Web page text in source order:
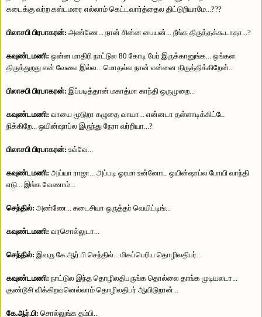
கடைக்கு வர்ற கஸ்டமரை எல்லாம் கெட்டவார்த்தைல திட்டுறியாமே...???
பிலாசபி பிரபாகரன்: அண்ணே... நான் சின்ன பையன்... நீங்க திருத்தக்கூடாதா...?
கவுண்டமணி: ஒன்ன மாதிரி நாட்டுல 80 கோடி பேர் இருக்கானுங்க... ஒங்கள
திருத்துறது என் வேலை இல்ல... மொதல்ல நான் என்னை திருத்திக்கிறேன்...
பிலாசபி பிரபாகரன்: இப்படித்தான் மகாத்மா காந்தி ஒருமுறை...
கவுண்டமணி: வாயை மூடுறா கழுதை வாயா... என்னடா தள்ளாடிக்கிட்டே
நிக்கிறே... ஒயின்ஷாப்ல இருந்து நேரா வர்றியா...?
பிலாசபி பிரபாகரன்: உவ்வே...
கவுண்டமணி: அய்யா ராஜா... அப்படி ஓரமா உன்னோட ஒயின்ஷாப்ல போயி வாந்தி
எடு... இங்க வேணாம்...
செந்தில்: அண்ணே... கடைசியா ஒருத்தர் வெயிட்டிங்...
கவுண்டமணி: வரசொல்லுடா...
செந்தில்: இவரு கே.ஆர்.பி.செந்தில்... மிகப்பெரிய தொழிலதிபர்...
கவுண்டமணி: நாட்டுல இந்த தொழிலதிபருங்க தொல்லை தாங்க முடியலடா...
குண்டூசி விக்கிறவனெல்லாம் தொழிலதிபர் ஆயிடுறான்...
கே.ஆர்.பி: சொல்லுங்க தம்பி...